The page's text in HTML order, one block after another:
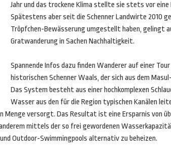
Jahr und das trockene Klima stellte sie stets vor eine
Spätestens aber seit die Schenner Landwirte 2010
Tröpfchen-Bewässerung umgestellt haben, gelingt
Gratwanderung in Sachen Nachhaltigkeit.
Spannende Infos dazu finden Wanderer auf einer
historischen Schenner Waals, der sich aus dem
Das System besteht aus einer hochkomplexen
Wasser aus den für die Region typischen Kanälen
versorgt. Das Resultat ist eine Ersparnis von
mittels der so frei gewordenen
Outdoor-Swimmingpools alternativ zu beheizen.